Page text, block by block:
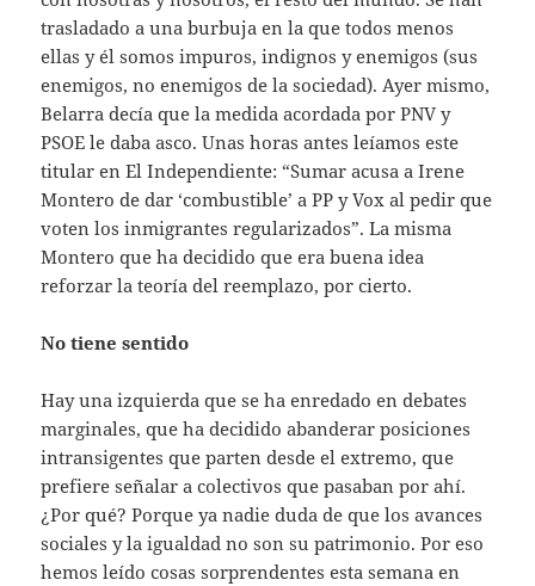
trasladado a una burbuja en la que todos menos
ellas y él somos impuros, indignos y enemigos (sus
enemigos, no enemigos de la sociedad). Ayer mismo,
Belarra decía que la medida acordada por PNV y
PSOE le daba asco. Unas horas antes leíamos este
titular en El Independiente: “Sumar acusa a Irene
Montero de dar ‘combustible’ a PP y Vox al pedir que
voten los inmigrantes regularizados”. La misma
Montero que ha decidido que era buena idea
reforzar la teoría del reemplazo, por cierto.
No tiene sentido
Hay una izquierda que se ha enredado en debates
marginales, que ha decidido abanderar posiciones
intransigentes que parten desde el extremo, que
prefiere señalar a colectivos que pasaban por ahí.
¿Por qué? Porque ya nadie duda de que los avances
sociales y la igualdad no son su patrimonio. Por eso
hemos leído cosas sorprendentes esta semana en